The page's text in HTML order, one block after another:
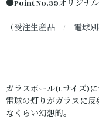
●Point No.39オリジナル
（受注生産品 / 電球
ガラスボール(Lサイズ)
電球の灯りがガラスに
なくらい幻想的。